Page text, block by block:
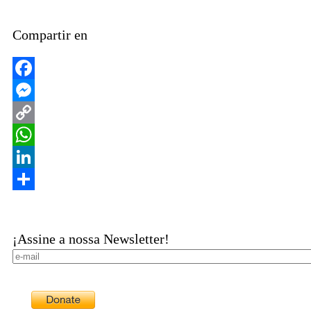
Compartir en
Facebook
Messenger
Copy
Link
WhatsApp
LinkedIn
¡Assine a nossa Newsletter!